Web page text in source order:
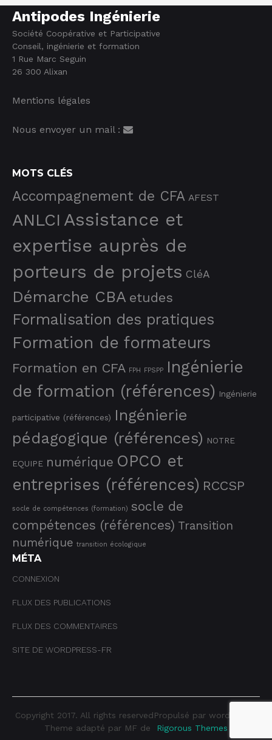
Antipodes Ingénierie
Société Coopérative et Participative
Conseil, ingénierie et formation
1 Rue Marc Seguin
26 300 Alixan
Mentions légales
Nous envoyer un mail :
MOTS CLÉS
Accompagnement de CFA AFEST
ANLCI Assistance et
expertise auprès de
porteurs de projets CléA
Démarche CBA etudes
Formalisation des pratiques
Formation de formateurs
Formation en CFA FPH FPSPP
Ingénierie
de formation (références) Ingénierie
participative (références) Ingénierie
pédagogique (références) NOTRE
EQUIPE numérique OPCO et
entreprises (références) RCCSP
socle de compétences (formation) socle de
compétences (références) Transition
numérique transition écologique
MÉTA
CONNEXION
FLUX DES PUBLICATIONS
FLUX DES COMMENTAIRES
SITE DE WORDPRESS-FR
Copyright 2017. All rights reservedPropulsé par wordpress |
Theme adapté par MF de
Rigorous Themes